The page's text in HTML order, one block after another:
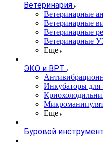
Ветеринария
Ветеринарные
Ветеринарные
Ветеринарные
Ветеринарные
Еще
ЭКО и ВРТ
Инкубаторы
Еще
Буровой инструмент